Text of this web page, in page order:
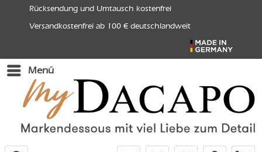
Rücksendung und Umtausch kostenfrei
Versandkostenfrei ab 100 € deutschlandweit
Menü